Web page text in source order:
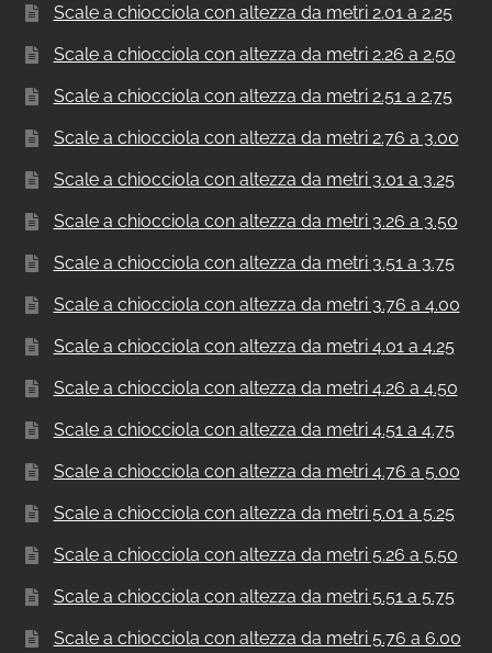
Scale a chiocciola con altezza da metri 2.01 a 2.25
Scale a chiocciola con altezza da metri 2.26 a 2.50
Scale a chiocciola con altezza da metri 2.51 a 2.75
Scale a chiocciola con altezza da metri 2.76 a 3.00
Scale a chiocciola con altezza da metri 3.01 a 3.25
Scale a chiocciola con altezza da metri 3.26 a 3.50
Scale a chiocciola con altezza da metri 3.51 a 3.75
Scale a chiocciola con altezza da metri 3.76 a 4.00
Scale a chiocciola con altezza da metri 4.01 a 4.25
Scale a chiocciola con altezza da metri 4.26 a 4.50
Scale a chiocciola con altezza da metri 4.51 a 4.75
Scale a chiocciola con altezza da metri 4.76 a 5.00
Scale a chiocciola con altezza da metri 5.01 a 5.25
Scale a chiocciola con altezza da metri 5.26 a 5.50
Scale a chiocciola con altezza da metri 5.51 a 5.75
Scale a chiocciola con altezza da metri 5.76 a 6.00